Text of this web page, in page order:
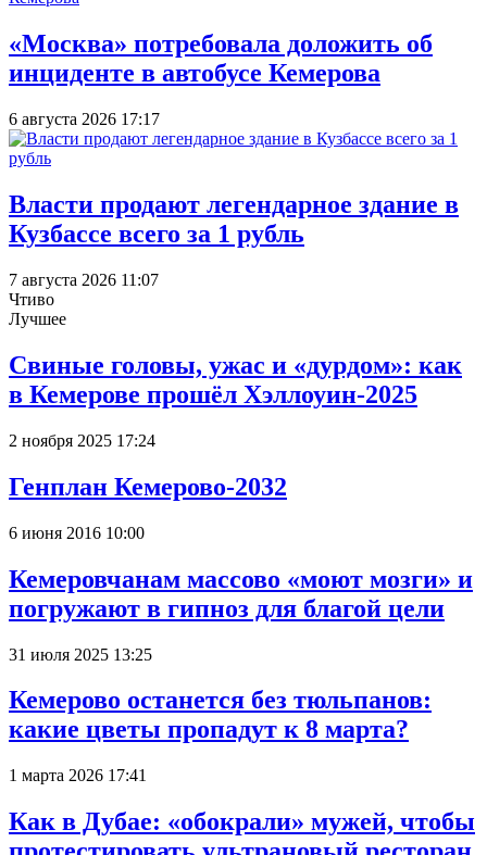
«Москва» потребовала доложить об
инциденте в автобусе Кемерова
6 августа 2026 17:17
Власти продают легендарное здание в
Кузбассе всего за 1 рубль
7 августа 2026 11:07
Чтиво
Лучшее
Свиные головы, ужас и «дурдом»: как
в Кемерове прошёл Хэллоуин-2025
2 ноября 2025 17:24
Генплан Кемерово-2032
6 июня 2016 10:00
Кемеровчанам массово «моют мозги» и
погружают в гипноз для благой цели
31 июля 2025 13:25
Кемерово останется без тюльпанов:
какие цветы пропадут к 8 марта?
1 марта 2026 17:41
Как в Дубае: «обокрали» мужей, чтобы